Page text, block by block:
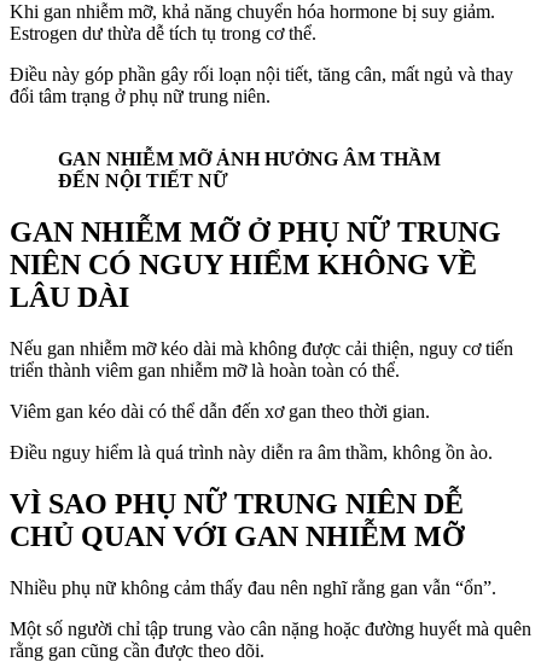
Khi gan nhiễm mỡ, khả năng chuyển hóa hormone bị suy giảm.
Estrogen dư thừa dễ tích tụ trong cơ thể.
Điều này góp phần gây rối loạn nội tiết, tăng cân, mất ngủ và thay
đổi tâm trạng ở phụ nữ trung niên.
GAN NHIỄM MỠ ẢNH HƯỞNG ÂM THẦM
ĐẾN NỘI TIẾT NỮ
GAN NHIỄM MỠ Ở PHỤ NỮ TRUNG
NIÊN CÓ NGUY HIỂM KHÔNG VỀ
LÂU DÀI
Nếu gan nhiễm mỡ kéo dài mà không được cải thiện, nguy cơ tiến
triển thành viêm gan nhiễm mỡ là hoàn toàn có thể.
Viêm gan kéo dài có thể dẫn đến xơ gan theo thời gian.
Điều nguy hiểm là quá trình này diễn ra âm thầm, không ồn ào.
VÌ SAO PHỤ NỮ TRUNG NIÊN DỄ
CHỦ QUAN VỚI GAN NHIỄM MỠ
Nhiều phụ nữ không cảm thấy đau nên nghĩ rằng gan vẫn “ổn”.
Một số người chỉ tập trung vào cân nặng hoặc đường huyết mà quên
rằng gan cũng cần được theo dõi.